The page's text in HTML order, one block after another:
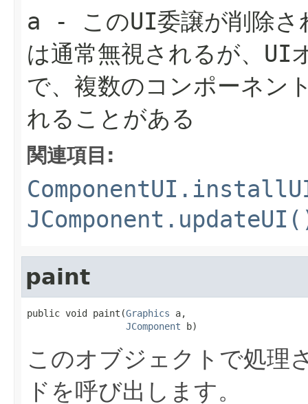
a - このUI委譲が削除さ
は通常無視されるが、UI
で、複数のコンポーネン
れることがある
関連項目:
paint
public void paint(Graphics a,
JComponent b)
このオブジェクトで処理
ドを呼び出します。